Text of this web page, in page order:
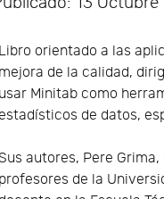
Libro orientado a las
mejora de la calidad,
usar Minitab como
de datos,
autores, Pere
profesores de la